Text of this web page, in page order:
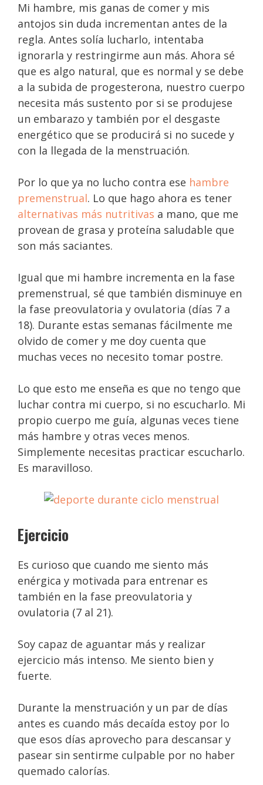
Mi hambre, mis ganas de comer y mis
antojos sin duda incrementan antes de la
regla. Antes solía lucharlo, intentaba
ignorarla y restringirme aun más. Ahora sé
que es algo natural, que es normal y se debe
a la subida de progesterona, nuestro cuerpo
necesita más sustento por si se produjese
un embarazo y también por el desgaste
energético que se producirá si no sucede y
con la llegada de la menstruación.
Por lo que ya no lucho contra ese hambre
premenstrual. Lo que hago ahora es tener
alternativas más nutritivas a mano, que me
provean de grasa y proteína saludable que
son más saciantes.
Igual que mi hambre incrementa en la fase
premenstrual, sé que también disminuye en
la fase preovulatoria y ovulatoria (días 7 a
18). Durante estas semanas fácilmente me
olvido de comer y me doy cuenta que
muchas veces no necesito tomar postre.
Lo que esto me enseña es que no tengo que
luchar contra mi cuerpo, si no escucharlo. Mi
propio cuerpo me guía, algunas veces tiene
más hambre y otras veces menos.
Simplemente necesitas practicar escucharlo.
Es maravilloso.
Ejercicio
Es curioso que cuando me siento más
enérgica y motivada para entrenar es
también en la fase preovulatoria y
ovulatoria (7 al 21).
Soy capaz de aguantar más y realizar
ejercicio más intenso. Me siento bien y
fuerte.
Durante la menstruación y un par de días
antes es cuando más decaída estoy por lo
que esos días aprovecho para descansar y
pasear sin sentirme culpable por no haber
quemado calorías.